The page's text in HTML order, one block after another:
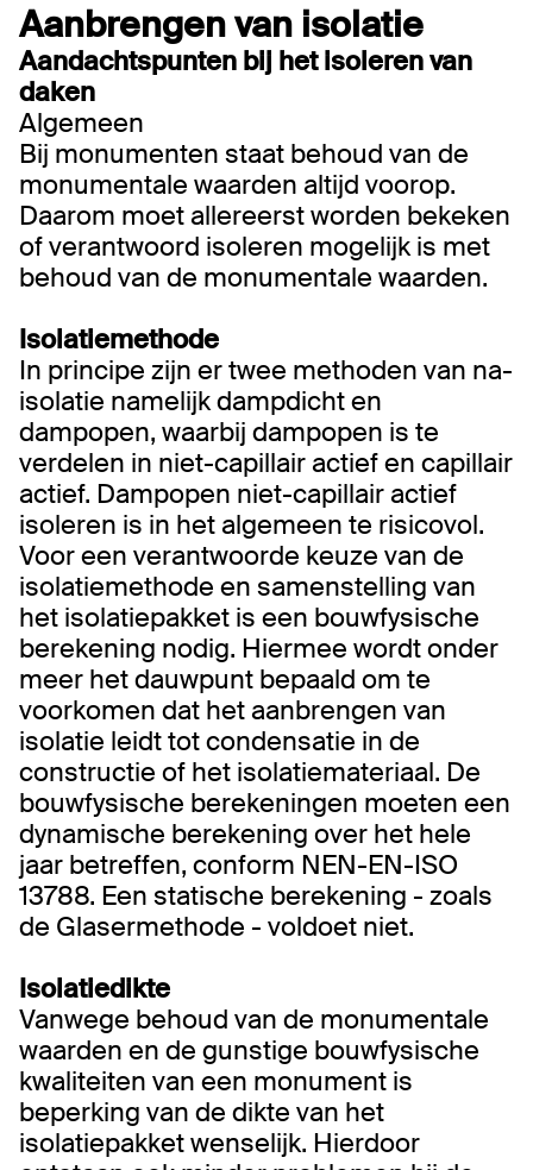
Aanbrengen van isolatie
Aandachtspunten bij het isoleren van
daken
Algemeen
Bij monumenten staat behoud van de
monumentale waarden altijd voorop.
Daarom moet allereerst worden bekeken
of verantwoord isoleren mogelijk is met
behoud van de monumentale waarden.
Isolatiemethode
In principe zijn er twee methoden van na-
isolatie namelijk dampdicht en
dampopen, waarbij dampopen is te
verdelen in niet-capillair actief en capillair
actief. Dampopen niet-capillair actief
isoleren is in het algemeen te risicovol.
Voor een verantwoorde keuze van de
isolatiemethode en samenstelling van
het isolatiepakket is een bouwfysische
berekening nodig. Hiermee wordt onder
meer het dauwpunt bepaald om te
voorkomen dat het aanbrengen van
isolatie leidt tot condensatie in de
constructie of het isolatiemateriaal. De
bouwfysische berekeningen moeten een
dynamische berekening over het hele
jaar betreffen, conform NEN-EN-ISO
13788. Een statische berekening - zoals
de Glasermethode - voldoet niet.
Isolatiedikte
Vanwege behoud van de monumentale
waarden en de gunstige bouwfysische
kwaliteiten van een monument is
beperking van de dikte van het
isolatiepakket wenselijk. Hierdoor